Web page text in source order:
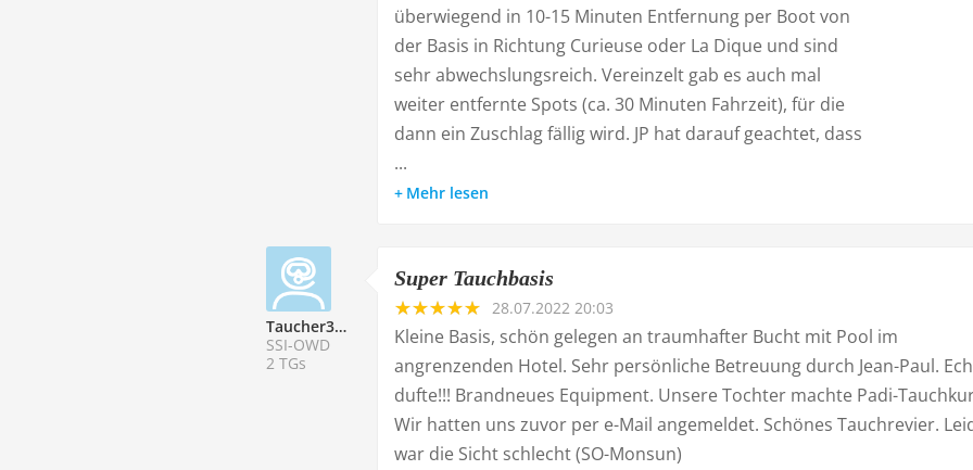
überwiegend in 10-15 Minuten Entfernung per Boot von
der Basis in Richtung Curieuse oder La Dique und sind
sehr abwechslungsreich. Vereinzelt gab es auch mal
weiter entfernte Spots (ca. 30 Minuten Fahrzeit), für die
dann ein Zuschlag fällig wird. JP hat darauf geachtet, dass
...
Mehr lesen
Taucher333923
SSI-OWD
2 TGs
Super Tauchbasis
28.07.2022 20:03
Kleine Basis, schön gelegen an traumhafter Bucht mit Pool im
angrenzenden Hotel. Sehr persönliche Betreuung durch Jean-Paul.
dufte!!! Brandneues Equipment. Unsere Tochter machte Padi-
Wir hatten uns zuvor per e-Mail angemeldet. Schönes Tauchrevier.
war die Sicht schlecht (SO-Monsun)